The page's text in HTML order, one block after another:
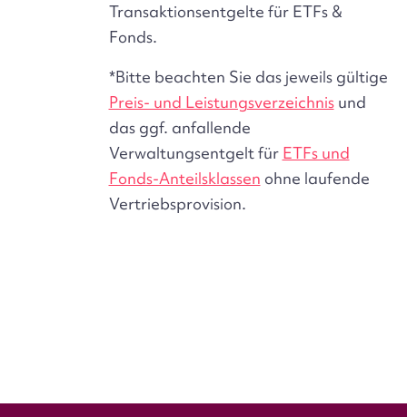
Transaktionsentgelte für ETFs &
Fonds.
*Bitte beachten Sie das jeweils gültige
Preis- und Leistungsverzeichnisund
das ggf. anfallende
Verwaltungsentgelt für ETFs und
Fonds-Anteilsklassen ohne laufende
Vertriebsprovision.